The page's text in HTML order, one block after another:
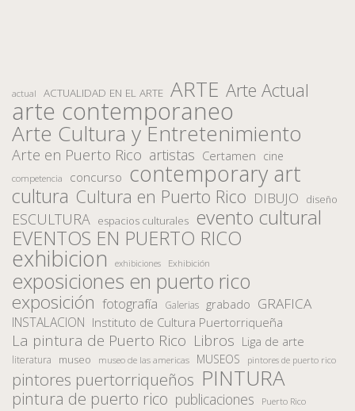
actual ACTUALIDAD EN EL ARTE ARTE Arte Actual
arte contemporaneo
Arte Cultura y Entretenimiento
Arte en Puerto Rico artistas Certamen cine
competencia concurso contemporary art
cultura Cultura en Puerto Rico DIBUJO diseño
ESCULTURA espacios culturales evento cultural
EVENTOS EN PUERTO RICO
exhibicion exhibiciones Exhibición
exposiciones en puerto rico
exposición fotografía Galerias grabado GRAFICA
INSTALACION Instituto de Cultura Puertorriqueña
La pintura de Puerto Rico Libros Liga de arte
literatura museo museo de las americas MUSEOS pintores de puerto rico
pintores puertorriqueños PINTURA
pintura de puerto rico publicaciones Puerto Rico